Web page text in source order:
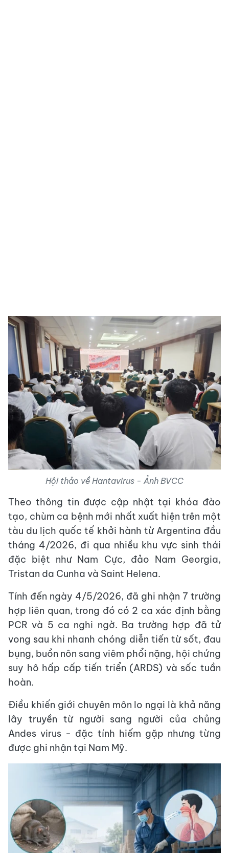
Hội thảo về Hantavirus - Ảnh BVCC
Theo thông tin được cập nhật tại khóa đào
tạo, chùm ca bệnh mới nhất xuất hiện trên một
tàu du lịch quốc tế khởi hành từ Argentina đầu
tháng 4/2026, đi qua nhiều khu vực sinh thái
đặc biệt như Nam Cực, đảo Nam Georgia,
Tristan da Cunha và Saint Helena.
Tính đến ngày 4/5/2026, đã ghi nhận 7 trường
hợp liên quan, trong đó có 2 ca xác định bằng
PCR và 5 ca nghi ngờ. Ba trường hợp đã tử
vong sau khi nhanh chóng diễn tiến từ sốt, đau
bụng, buồn nôn sang viêm phổi nặng, hội chứng
suy hô hấp cấp tiến triển (ARDS) và sốc tuần
hoàn.
Điều khiến giới chuyên môn lo ngại là khả năng
lây truyền từ người sang người của chủng
Andes virus - đặc tính hiếm gặp nhưng từng
được ghi nhận tại Nam Mỹ.